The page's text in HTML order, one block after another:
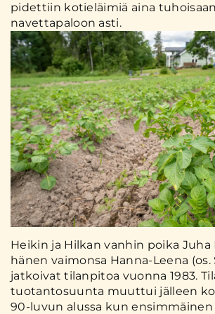
pidettiin kotieläimiä aina tuhoisaan
navettapaloon asti.
Heikin ja Hilkan vanhin poika Juha
hänen vaimonsa Hanna-Leena (os.
jatkoivat tilanpitoa vuonna 1983.
tuotantosuunta muuttui jälleen
90-luvun alussa kun ensimmäinen